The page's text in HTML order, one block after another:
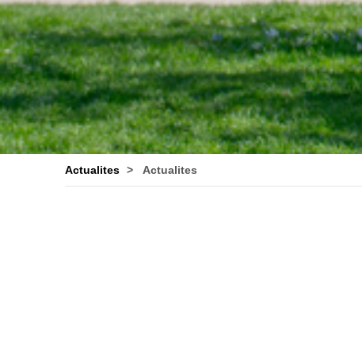
Actualites Actualites